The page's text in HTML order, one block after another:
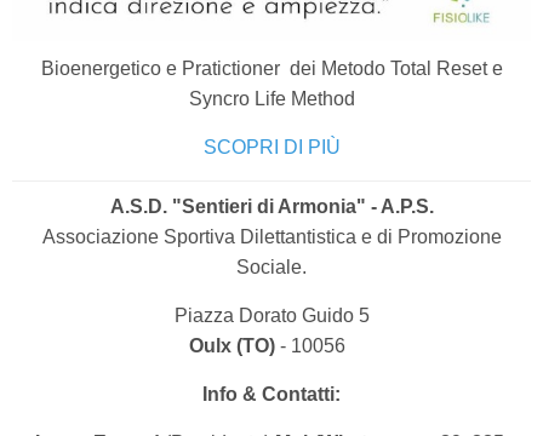
Bioenergetico e Pratictioner dei Metodo Total Reset e
Syncro Life Method
SCOPRI DI PIÙ
A.S.D. "Sentieri di Armonia" - A.P.S.
Associazione Sportiva Dilettantistica e di Promozione
Sociale.
Piazza Dorato Guido 5
Oulx (TO)- 10056
Info & Contatti: